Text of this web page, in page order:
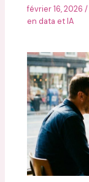
février 16, 2026
en data et IA